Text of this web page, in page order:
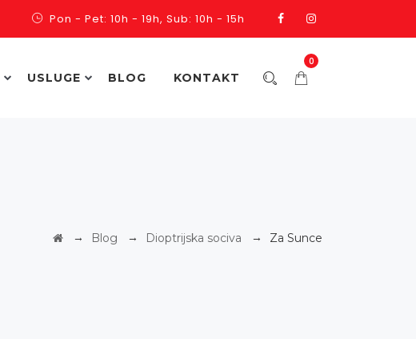
Pon - Pet: 10h - 19h, Sub: 10h - 15h
0
USLUGE BLOG KONTAKT
→ Blog → Dioptrijska sociva → Za Sunce